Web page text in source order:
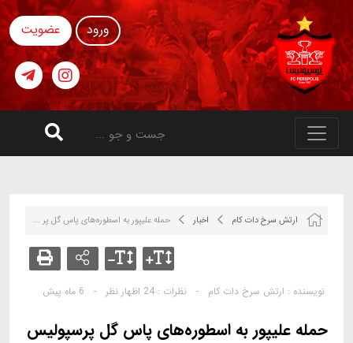
ورود عضویت
ارتش سرخ دات کام اخبار حمله علیپور به اسطوره‌های پاس گل پر ...
نویسنده : ارتش سرخ دات کام - نظرات : 24 اظهار نظر - 6 ماه پیش
حمله علیپور به اسطوره‌های پاس گل پرسپولیس